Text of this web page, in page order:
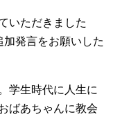
いただきました
発言をお願いした
学生時代に人生に
ばあちゃんに教会